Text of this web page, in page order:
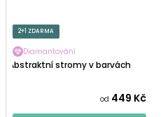
2+1 ZDARMA
Diamantování
Abstraktní stromy v barvách
od 449 Kč